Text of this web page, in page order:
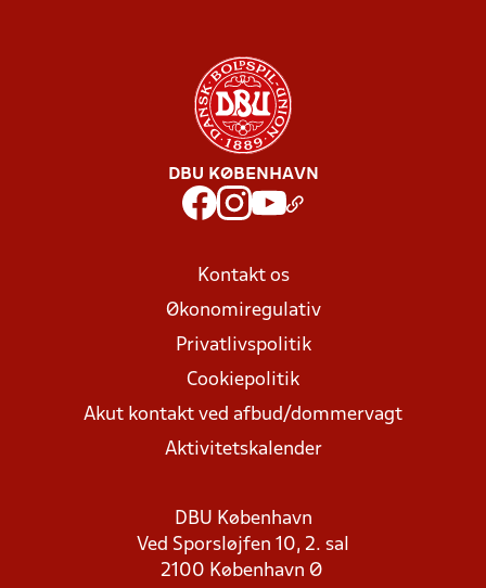
DBU KØBENHAVN
Kontakt os
Økonomiregulativ
Privatlivspolitik
Cookiepolitik
Akut kontakt ved afbud/dommervagt
Aktivitetskalender
DBU København
Ved Sporsløjfen 10, 2. sal
2100 København Ø